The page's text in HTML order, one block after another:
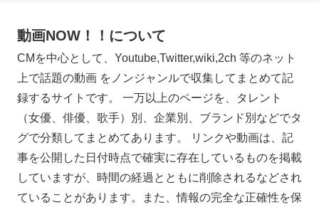
動画NOW！！について
CMを中心として、Youtube,Twitter,wiki,2ch 等のネット
上で話題の動画 をノンジャンルで収集してまとめて記
録するサイトです。 一万以上のページを、タレント
（女優、俳優、歌手）別、企業別、ブランド別などでタ
グで分類してまとめてあります。 リンクや動画は、記
事を公開した日付時点で確実に存在しているものを掲載
していますが、時間の経過とともに削除されるなどされ
ていることがあります。また、情報の完全な正確性を保